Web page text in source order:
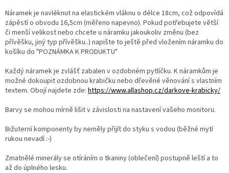
Náramek je navléknut na elastickém vláknu o délce 18cm, což odpovídá
zápěstí o obvodu 16,5cm (měřeno napevno). Pokud potřebujete větší
či menší velikost nebo chcete u náramku jakoukoliv změnu (bez
přívěšku, jiný typ přívěšku..) napište to ještě před vložením náramku do
košíku do "POZNÁMKA K PRODUKTU"
Každý náramek je zvlášť zabalen v ozdobném pytlíčku. K náramkům je
možné dokoupit ozdobnou krabičku nebo dřevěné věnování s vlastním
textem. Obojí najdete zde: https://www.allashop.cz/darkove-krabicky/
Barvy se mohou mírně lišit v závislosti na nastavení vašeho monitoru.
Bižuterní komponenty by neměly přijít do styku s vodou (běžné mytí
rukou nevadí :-)
Zmatnělé minerály se otíráním o tkaniny (oblečení) postupně leští a to
až do úplného lesku.